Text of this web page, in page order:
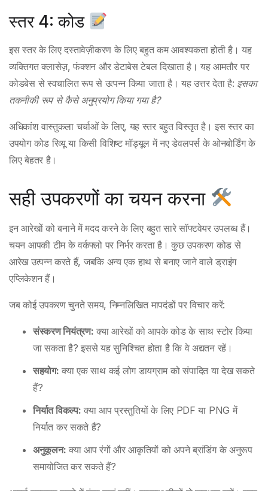
स्तर 4: कोड
इस स्तर के लिए दस्तावेज़ीकरण के लिए बहुत कम आवश्यकता होती है। यह
व्यक्तिगत क्लासेज़, फंक्शन और डेटाबेस टेबल दिखाता है। यह आमतौर पर
कोडबेस से स्वचालित रूप से उत्पन्न किया जाता है। यह उत्तर देता है: इसका
तकनीकी रूप से कैसे अनुप्रयोग किया गया है?
अधिकांश वास्तुकला चर्चाओं के लिए, यह स्तर बहुत विस्तृत है। इस स्तर का
उपयोग कोड रिव्यू या किसी विशिष्ट मॉड्यूल में नए डेवलपर्स के ओनबोर्डिंग के
लिए बेहतर है।
सही उपकरणों का चयन करना
इन आरेखों को बनाने में मदद करने के लिए बहुत सारे सॉफ्टवेयर उपलब्ध हैं।
चयन आपकी टीम के वर्कफ्लो पर निर्भर करता है। कुछ उपकरण कोड से
आरेख उत्पन्न करते हैं, जबकि अन्य एक हाथ से बनाए जाने वाले ड्राइंग
एप्लिकेशन हैं।
जब कोई उपकरण चुनते समय, निम्नलिखित मापदंडों पर विचार करें:
संस्करण नियंत्रण: क्या आरेखों को आपके कोड के साथ स्टोर किया
जा सकता है? इससे यह सुनिश्चित होता है कि वे अद्यतन रहें।
सहयोग: क्या एक साथ कई लोग डायग्राम को संपादित या देख सकते
हैं?
निर्यात विकल्प: क्या आप प्रस्तुतियों के लिए PDF या PNG में
निर्यात कर सकते हैं?
अनुकूलन: क्या आप रंगों और आकृतियों को अपने ब्रांडिंग के अनुरूप
समायोजित कर सकते हैं?